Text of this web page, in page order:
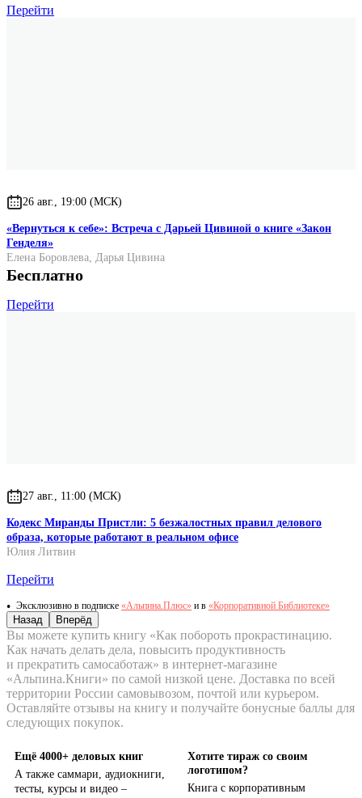
Перейти
26 авг., 19:00 (МСК)
«Вернуться к себе»: Встреча с Дарьей Цивиной о книге «Закон
Генделя»
Елена Боровлева, Дарья Цивина
Бесплатно
Перейти
27 авг., 11:00 (МСК)
Кодекс Миранды Пристли: 5 безжалостных правил делового
образа, которые работают в реальном офисе
Юлия Литвин
Перейти
Эксклюзивно в подписке «Альпина.Плюс» и в «Корпоративной Библиотеке»
Назад Вперёд
Вы можете купить книгу «Как побороть прокрастинацию.
Как начать делать дела, повысить продуктивность
и прекратить самосаботаж» в интернет-магазине
«Альпина.Книги» по самой низкой цене. Доставка по всей
территории России самовывозом, почтой или курьером.
Оставляйте отзывы на книгу и получайте бонусные баллы для
следующих покупок.
Ещё 4000+ деловых книг
А также саммари, аудиокниги,
тесты, курсы и видео –
Хотите тираж со своим
логотипом?
Книга с корпоративным